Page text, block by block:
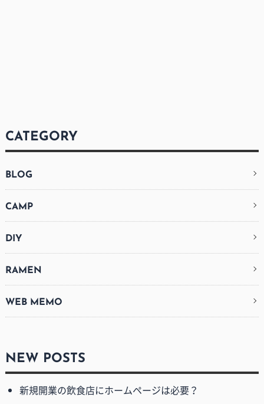
CATEGORY
BLOG
CAMP
DIY
RAMEN
WEB MEMO
NEW POSTS
新規開業の飲食店にホームページは必要？